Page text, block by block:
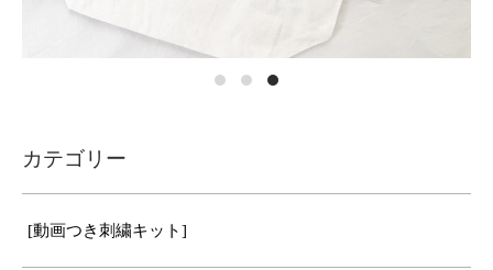
カテゴリー
[動画つき刺繍キット]